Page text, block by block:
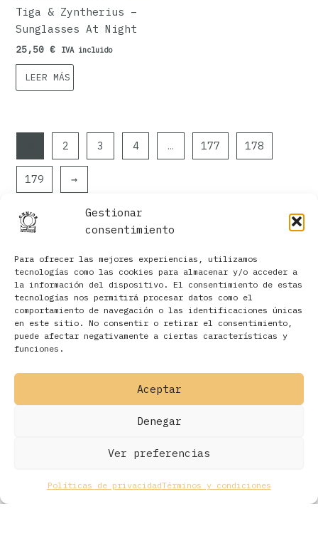
Gestionar
consentimiento
Para ofrecer las mejores experiencias, utilizamos
tecnologías como las cookies para almacenar y/o acceder a
la información del dispositivo. El consentimiento de estas
tecnologías nos permitirá procesar datos como el
comportamiento de navegación o las identificaciones únicas
en este sitio. No consentir o retirar el consentimiento,
puede afectar negativamente a ciertas características y
funciones.
Aceptar
Denegar
Ver preferencias
Políticas de privacidadTérminos y condiciones
Filtros
Tiga & Zyntherius ‎–
Sunglasses At Night
25,50 € IVA incluido
LEER MÁS
2 3 4 … 177 178
179 →